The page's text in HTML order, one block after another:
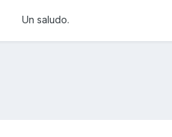
Un saludo.